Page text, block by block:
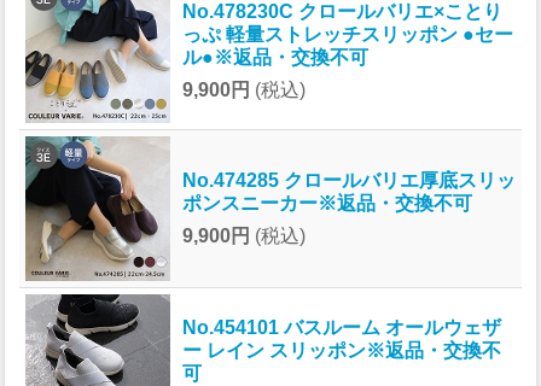
No.478230C クロールバリエ×ことり
っぷ 軽量ストレッチスリッポン ●セー
ル●※返品・交換不可
9,900円 (税込)
No.474285 クロールバリエ厚底スリッ
ポンスニーカー※返品・交換不可
9,900円 (税込)
No.454101 バスルーム オールウェザ
ー レイン スリッポン※返品・交換不
可